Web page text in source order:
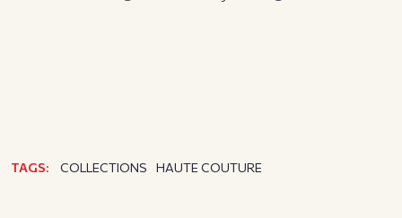
TAGS: COLLECTIONS HAUTE COUTURE